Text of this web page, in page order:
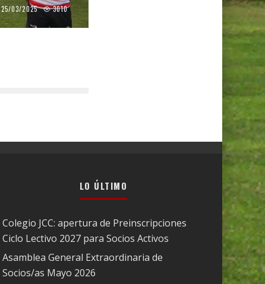
25/03/2025 3010
LO ÚLTIMO
Colegio JCC: apertura de Preinscripciones
Ciclo Lectivo 2027 para Socios Activos
Asamblea General Extraordinaria de
Socios/as Mayo 2026